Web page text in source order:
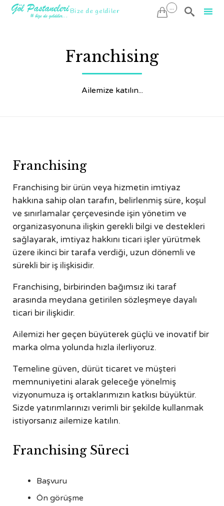
Bize de geldiler  ... 
Franchising
Ailemize katılın...
Franchising
Franchising bir ürün veya hizmetin imtiyaz
hakkına sahip olan tarafın, belirlenmiş süre, koşul
ve sınırlamalar çerçevesinde işin yönetim ve
organizasyonuna ilişkin gerekli bilgi ve destekleri
sağlayarak, imtiyaz hakkını ticari işler yürütmek
üzere ikinci bir tarafa verdiği, uzun dönemli ve
sürekli bir iş ilişkisidir.
Franchising, birbirinden bağımsız iki taraf
arasında meydana getirilen sözleşmeye dayalı
ticari bir ilişkidir.
Ailemizi her geçen büyüterek güçlü ve inovatif bir
marka olma yolunda hızla ilerliyoruz.
Temeline güven, dürüt ticaret ve müşteri
memnuniyetini alarak geleceğe yönelmiş
vizyonumuza iş ortaklarımızın katkısı büyüktür.
Sizde yatırımlarınızı verimli bir şekilde kullanmak
istiyorsanız ailemize katılın.
Franchising Süreci
Başvuru
Ön görüşme